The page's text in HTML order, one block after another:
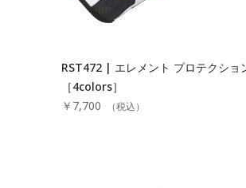
RST472 | エレメント プロテクショ
［4colors］
￥7,700
（税込）